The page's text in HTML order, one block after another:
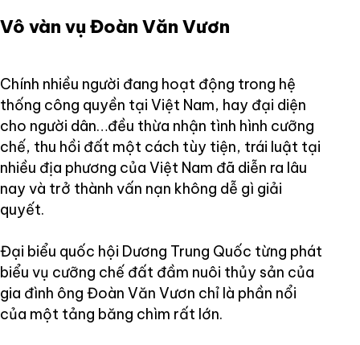
Vô vàn vụ Đoàn Văn Vươn
Chính nhiều người đang hoạt động trong hệ
thống công quyền tại Việt Nam, hay đại diện
cho người dân…đều thừa nhận tình hình cưỡng
chế, thu hồi đất một cách tùy tiện, trái luật tại
nhiều địa phương của Việt Nam đã diễn ra lâu
nay và trở thành vấn nạn không dễ gì giải
quyết.
Đại biểu quốc hội Dương Trung Quốc từng phát
biểu vụ cưỡng chế đất đầm nuôi thủy sản của
gia đình ông Đoàn Văn Vươn chỉ là phần nổi
của một tảng băng chìm rất lớn.